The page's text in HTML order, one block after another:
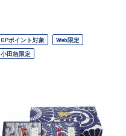
OPポイント対象
Web限定
小田急限定